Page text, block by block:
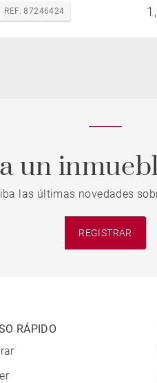
REF. 87246424
un
las últimas novedades
REGISTRAR
RÁPIDO